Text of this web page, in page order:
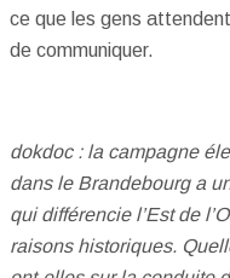
ce que les gens
de communiquer.
dokdoc : la campagne
dans le Brandebourg a
qui différencie l’Est de
raisons historiques.